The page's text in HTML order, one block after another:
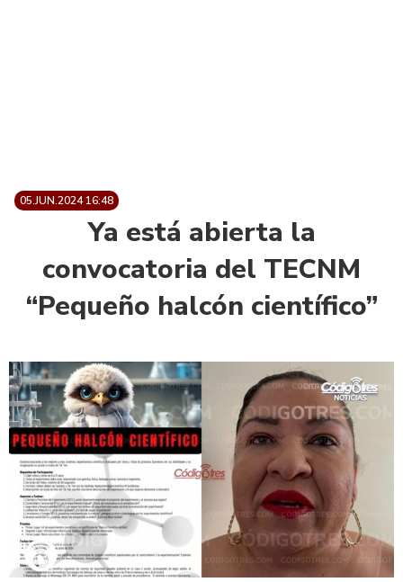
05.JUN.2024 16:48
Ya está abierta la
convocatoria del TECNM
“Pequeño halcón científico”